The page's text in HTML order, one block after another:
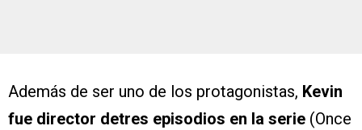
Además de ser uno de los protagonistas, Kevin
fue director detres episodios en la serie (Once